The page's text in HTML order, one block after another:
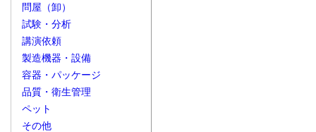
問屋（卸）
試験・分析
講演依頼
製造機器・設備
容器・パッケージ
品質・衛生管理
ペット
その他